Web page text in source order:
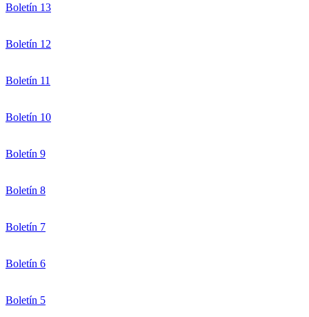
Boletín 13
Boletín 12
Boletín 11
Boletín 10
Boletín 9
Boletín 8
Boletín 7
Boletín 6
Boletín 5